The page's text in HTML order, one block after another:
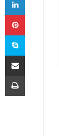
Pinterest
Skype
E-Posta ile paylaş